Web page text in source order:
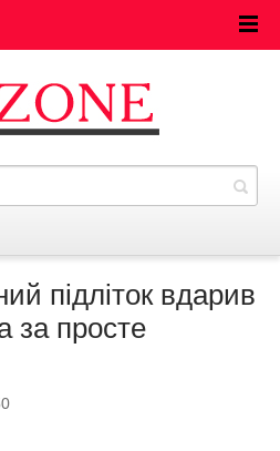
підліток вдарив
за просте